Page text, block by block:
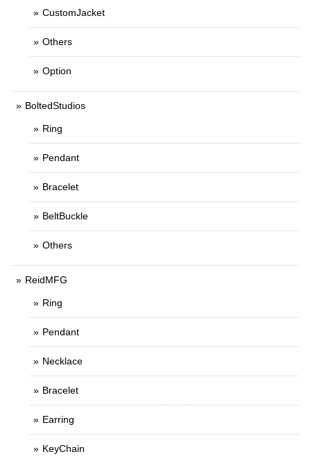
CustomJacket
Others
Option
BoltedStudios
Ring
Pendant
Bracelet
BeltBuckle
Others
ReidMFG
Ring
Pendant
Necklace
Bracelet
Earring
KeyChain